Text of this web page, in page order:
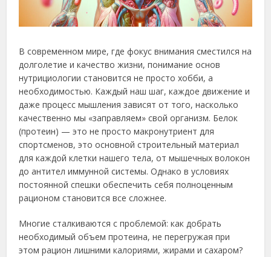
В современном мире, где фокус внимания сместился на
долголетие и качество жизни, понимание основ
нутрициологии становится не просто хобби, а
необходимостью. Каждый наш шаг, каждое движение и
даже процесс мышления зависят от того, насколько
качественно мы «заправляем» свой организм. Белок
(протеин) — это не просто макронутриент для
спортсменов, это основной строительный материал
для каждой клетки нашего тела, от мышечных волокон
до антител иммунной системы. Однако в условиях
постоянной спешки обеспечить себя полноценным
рационом становится все сложнее.
Многие сталкиваются с проблемой: как добрать
необходимый объем протеина, не перегружая при
этом рацион лишними калориями, жирами и сахаром?